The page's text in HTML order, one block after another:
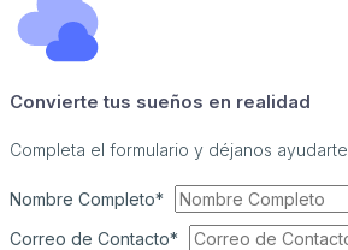
Convierte tus sueños en realidad
Completa el formulario y déjanos ayudarte
Nombre Completo*
Correo de Contacto*